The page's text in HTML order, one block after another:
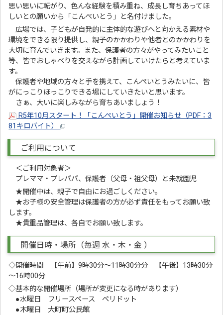
思い思いに転がり、色んな経験を積み重ね、成長し育ちあってほ
しいとの願いから「こんぺいとう」と名付けました。
広場では、子どもが自発的に主体的な遊びへと向かえる素材や
環境をできる限り提供し、親子のかかわりや他者とのかかわりを
大切に育んでいきます。また、保護者の方々がやってみたいこと
等、皆でおしゃべりを交えながら計画していけたらと考えていま
す。
保護者や地域の方々と手を携えて、こんぺいとうみたいに、皆
がにっこりほっこりできる場にしていきたいと思います。
さぁ、大いに楽しみながら育ちあいましょう！
R5年10月スタート！「こんぺいとう」開催お知らせ（PDF：3
81キロバイト）
ご利用について
＜ご利用対象者＞
プレママ・プレパパ、保護者（父母・祖父母）と未就園児
★開催中は、親子で自由にお過ごしください。
★お子様の安全管理は保護者の方が必ず責任をもってお願い致
します。
★貴重品管理は、各自でお願い致します。
開催日時・場所（毎週 水・木・金 ）
◇開催時間 【午前】9時30分～11時30分分 【午後】13時30分
～16時00分
◇基本的な開催場所（場所が変更になる時があります）
●水曜日 フリースペース ペリドット
●木曜日 大町町公民館